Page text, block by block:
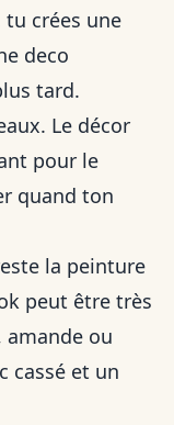
tu crées une
deco
tard.
Le décor
pour le
quand ton
la peinture
peut être très
ou
cassé et un